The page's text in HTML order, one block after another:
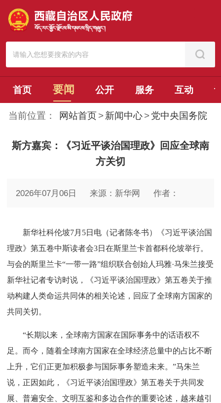
首页 要闻 公开 服务 互动
当前位置： 网站首页 > 新闻中心 > 党中央国务院
斯方嘉宾：《习近平谈治国理政》回应全球南
方关切
2026年07月06日 来源：新华网 作者：
新华社科伦坡7月5日电（记者陈冬书）《习近平谈治国
理政》第五卷中斯读者会3日在斯里兰卡首都科伦坡举行。
与会的斯里兰卡“一带一路”组织联合创始人玛雅·马朱兰接受
新华社记者专访时说，《习近平谈治国理政》第五卷关于推
动构建人类命运共同体的相关论述，回应了全球南方国家的
共同关切。
“长期以来，全球南方国家在国际事务中的话语权不
足。而今，随着全球南方国家在全球经济总量中的占比不断
上升，它们正更加积极参与国际事务塑造未来。”马朱兰
说，正因如此，《习近平谈治国理政》第五卷关于共同发
展、普遍安全、文明互鉴和多边合作的重要论述，越来越引